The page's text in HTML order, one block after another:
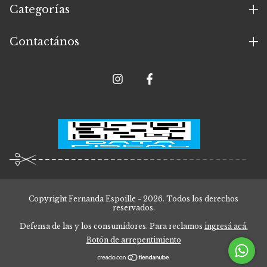
Categorías
Contactános
Copyright Fernanda Espoille - 2026. Todos los derechos
reservados.
Defensa de las y los consumidores. Para reclamos ingresá acá.
Botón de arrepentimiento